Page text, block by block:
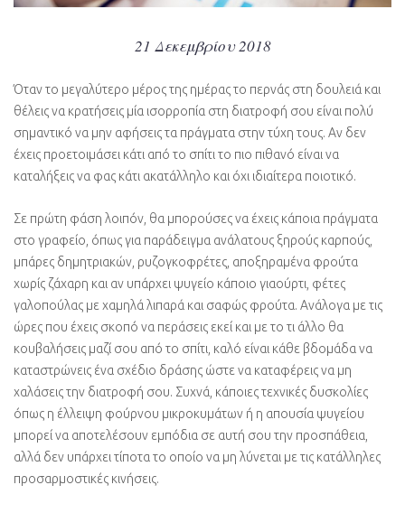
21 Δεκεμβρίου 2018
Όταν το μεγαλύτερο μέρος της ημέρας το περνάς στη δουλειά και
θέλεις να κρατήσεις μία ισορροπία στη διατροφή σου είναι πολύ
σημαντικό να μην αφήσεις τα πράγματα στην τύχη τους. Αν δεν
έχεις προετοιμάσει κάτι από το σπίτι το πιο πιθανό είναι να
καταλήξεις να φας κάτι ακατάλληλο και όχι ιδιαίτερα ποιοτικό.
Σε πρώτη φάση λοιπόν, θα μπορούσες να έχεις κάποια πράγματα
στο γραφείο, όπως για παράδειγμα ανάλατους ξηρούς καρπούς,
μπάρες δημητριακών, ρυζογκοφρέτες, αποξηραμένα φρούτα
χωρίς ζάχαρη και αν υπάρχει ψυγείο κάποιο γιαούρτι, φέτες
γαλοπούλας με χαμηλά λιπαρά και σαφώς φρούτα. Ανάλογα με τις
ώρες που έχεις σκοπό να περάσεις εκεί και με το τι άλλο θα
κουβαλήσεις μαζί σου από το σπίτι, καλό είναι κάθε βδομάδα να
καταστρώνεις ένα σχέδιο δράσης ώστε να καταφέρεις να μη
χαλάσεις την διατροφή σου. Συχνά, κάποιες τεχνικές δυσκολίες
όπως η έλλειψη φούρνου μικροκυμάτων ή η απουσία ψυγείου
μπορεί να αποτελέσουν εμπόδια σε αυτή σου την προσπάθεια,
αλλά δεν υπάρχει τίποτα το οποίο να μη λύνεται με τις κατάλληλες
προσαρμοστικές κινήσεις.